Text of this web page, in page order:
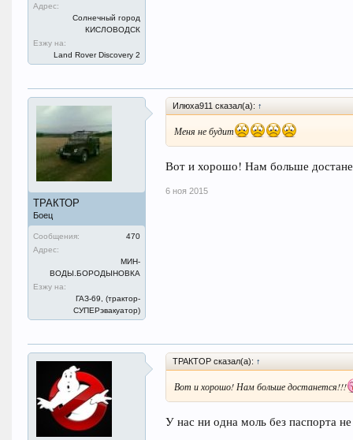
Адрес:
Солнечный город
КИСЛОВОДСК
Езжу на:
Land Rover Discovery 2
ТРАКТОР
Боец
Сообщения:
470
Адрес:
МИН-
ВОДЫ.БОРОДЫНОВКА
Езжу на:
ГАЗ-69, (трактор-
СУПЕРэвакуатор)
Илюха911 сказал(а): ↑
Меня не будит
Вот и хорошо! Нам больше
6 ноя 2015
ТРАКТОР сказал(а): ↑
Вот и хорошо! Нам больше достанется!!!
У нас ни одна моль без паспорта